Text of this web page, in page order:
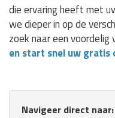
die ervaring heeft met
we dieper in op de
zoek naar een voordelig
en start snel uw
Navigeer direct naar: